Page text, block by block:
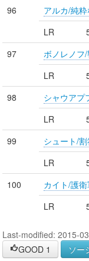
96
アルカ/純粋
LR
97
ボノレノフ
LR
98
シャウアプ
LR
99
シュート/
LR
100
カイト/護
LR
Last-modified: 2015-
GOOD 1 ソー